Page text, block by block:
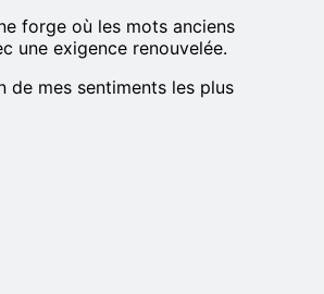
forge où les mots anciens
une exigence renouvelée.
mes sentiments les plus